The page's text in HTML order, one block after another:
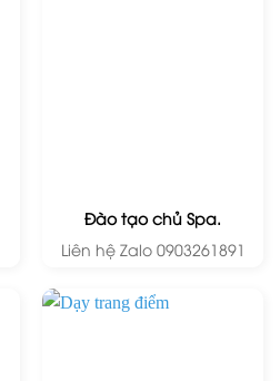
Đào tạo chủ Spa.
Liên hệ Zalo 0903261891